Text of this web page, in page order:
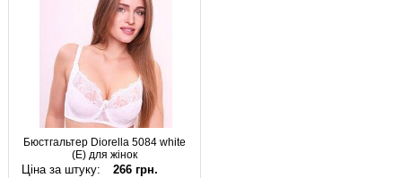
Бюстгальтер Diorella 5084 white
(E) для жінок
Ціна за штуку: 266 грн.